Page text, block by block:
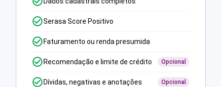
Serasa Score Positivo
Faturamento ou renda presumida
Recomendação e limite de crédito Opcional
Dívidas, negativas e anotações Opcional